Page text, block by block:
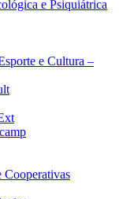
e Psiquiátrica
e Cultura –
Cooperativas